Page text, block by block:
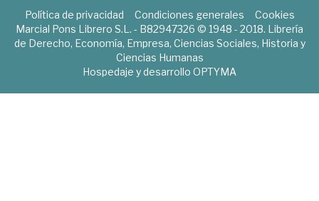
Política de privacidad Condiciones generales
Cookies
Marcial Pons Librero S.L. - B82947326 © 1948 - 2018. Librería
de Derecho, Economía, Empresa, Ciencias Sociales, Historia y
Ciencias Humanas
Hospedaje y desarrollo OPTYMA